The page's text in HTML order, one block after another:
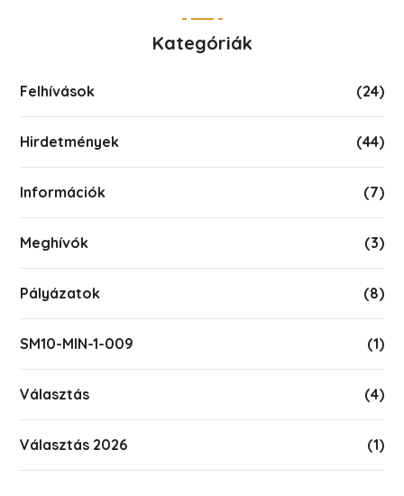
Kategóriák
Felhívások (24)
Hirdetmények (44)
Információk (7)
Meghívók (3)
Pályázatok (8)
SM10-MIN-1-009 (1)
Választás (4)
Választás 2026 (1)